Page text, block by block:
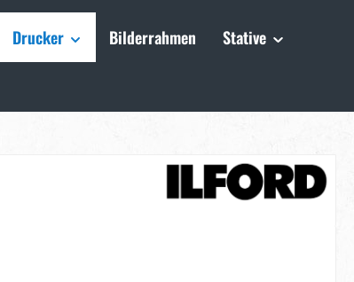
Drucker Bilderrahmen Stative